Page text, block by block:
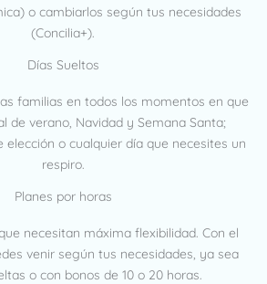
o cambiarlos según tus necesidades
(Concilia+).
Días Sueltos
familias en todos los momentos en que
de verano, Navidad y Semana Santa;
elección o cualquier día que necesites un
respiro.
Planes por horas
necesitan máxima flexibilidad. Con el
venir según tus necesidades, ya sea
o con bonos de 10 o 20 horas.